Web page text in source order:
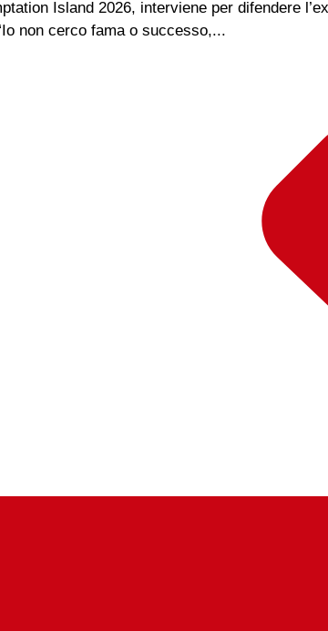
Island 2026, interviene per difendere
non cerco fama o successo,...